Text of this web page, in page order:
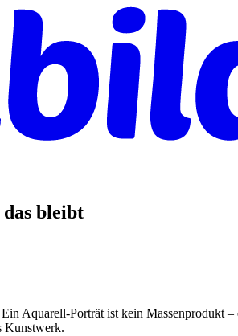
bleibt
Aquarell-Porträt ist kein Massenprodukt
Kunstwerk.